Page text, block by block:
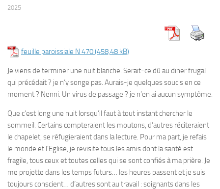
2025
feuille paroissiale N 470
Je viens de terminer une nuit blanche. Serait-ce dû au diner frugal
qui précédait ? je n’y songe pas. Aurais-je quelques soucis en ce
moment ? Nenni. Un virus de passage ? je n’en ai aucun symptôme.
Que c’est long une nuit lorsqu’il faut à tout instant chercher le
sommeil. Certains compteraient les moutons, d’autres réciteraient
le chapelet, se réfugieraient dans la lecture. Pour ma part, je refais
le monde et l’Eglise, je revisite tous les amis dont la santé est
fragile, tous ceux et toutes celles qui se sont confiés à ma prière. Je
me projette dans les temps futurs… les heures passent et je suis
toujours conscient… d’autres sont au travail : soignants dans les